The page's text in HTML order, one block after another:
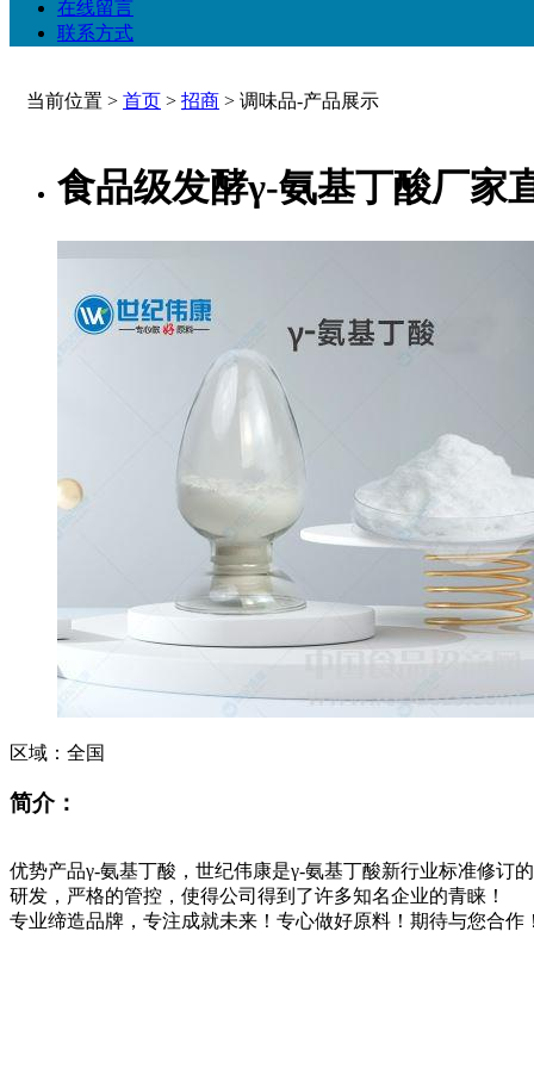
在线留言
联系方式
当前位置 > 首页 > 招商 > 调味品-产品展示
食品级发酵γ-氨基丁酸厂家
区域： 全国
简介：
优势产品γ-氨基丁酸，世纪伟康是γ-氨基丁酸新行业标准修订
研发，严格的管控，使得公司得到了许多知名企业的青睐！
专业缔造品牌，专注成就未来！专心做好原料！期待与您合作